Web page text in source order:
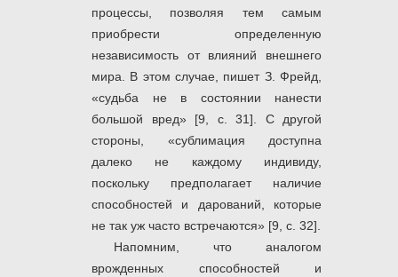
процессы, позволяя тем самым
приобрести определенную
независимость от влияний внешнего
мира. В этом случае, пишет З. Фрейд,
«судьба не в состоянии нанести
большой вред» [9, c. 31]. С другой
стороны, «сублимация доступна
далеко не каждому индивиду,
поскольку предполагает наличие
способностей и дарований, которые
не так уж часто встречаются» [9, с. 32].
Напомним, что аналогом
врожденных способностей и